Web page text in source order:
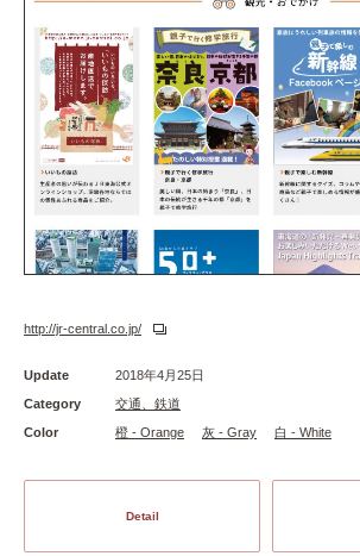
http://jr-central.co.jp/
Update
2018年4月25日
Category
交通、鉄道
Color
橙 - Orange 灰 - Gray 白 - White
Detail